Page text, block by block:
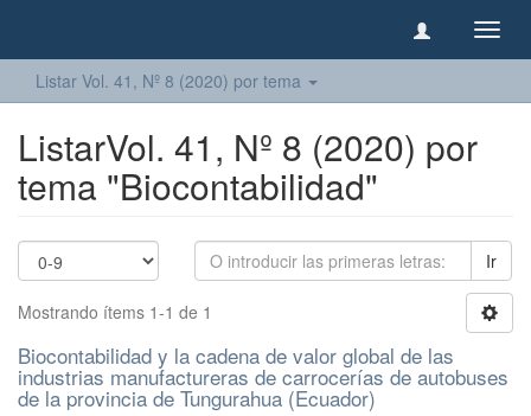
Listar Vol. 41, Nº 8 (2020) por tema
ListarVol. 41, Nº 8 (2020) por
tema "Biocontabilidad"
Ir
Mostrando ítems 1-1 de 1
Biocontabilidad y la cadena de valor global de las
industrias manufactureras de carrocerías de autobuses
de la provincia de Tungurahua (Ecuador)